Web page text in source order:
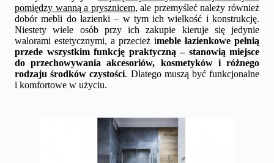
pomiędzy wanną a prysznicem, ale przemyśleć należy również
dobór mebli do łazienki – w tym ich wielkość i konstrukcję.
Niestety wiele osób przy ich zakupie kieruje się jedynie
walorami estetycznymi, a przecież imeble łazienkowe pełnią
przede wszystkim funkcję praktyczną – stanowią miejsce
do przechowywania akcesoriów, kosmetyków i różnego
rodzaju środków czystości. Dlatego muszą być funkcjonalne
i komfortowe w użyciu.